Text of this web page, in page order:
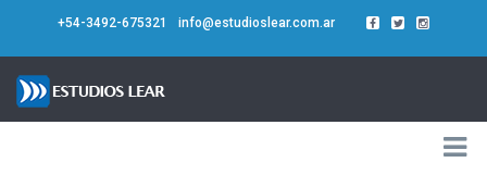
+54-3492-675321 info@estudioslear.com.ar